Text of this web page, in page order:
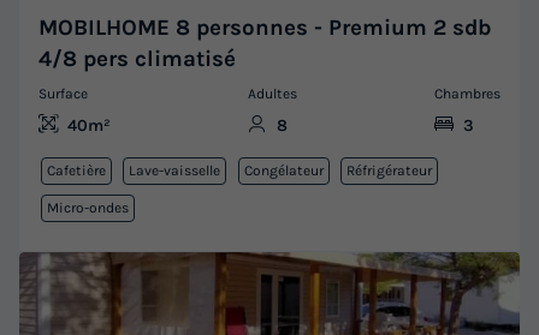
MOBILHOME 8 personnes - Premium 2 sdb
4/8 pers climatisé
Surface
40m²
Adultes
8
Chambres
3
Cafetière Lave-vaisselle Congélateur Réfrigérateur
Micro-ondes